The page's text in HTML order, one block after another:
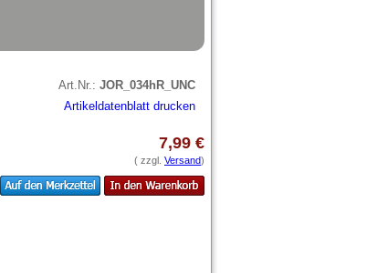
Art.Nr.: JOR_034hR_UNC
Artikeldatenblatt drucken
7,99 €
( zzgl. Versand)